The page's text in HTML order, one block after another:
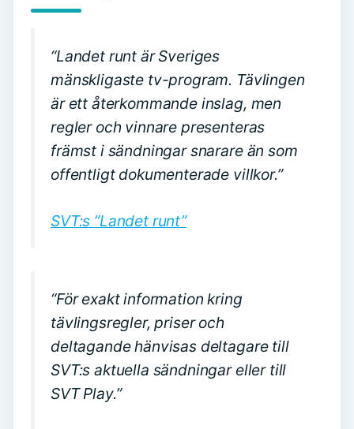
“Landet runt är Sveriges
mänskligaste tv-program. Tävlingen
är ett återkommande inslag, men
regler och vinnare presenteras
främst i sändningar snarare än som
offentligt dokumenterade villkor.”
SVT:s ”Landet runt”
“För exakt information kring
tävlingsregler, priser och
deltagande hänvisas deltagare till
SVT:s aktuella sändningar eller till
SVT Play.”